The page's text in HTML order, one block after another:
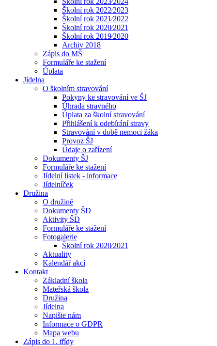
Školní rok 2022⁄2023
Školní rok 2021⁄2022
Školní rok 2020⁄2021
Školní rok 2019⁄2020
Archiv 2018
Zápis do MŠ
Formuláře ke stažení
Úplata
Jídelna
O školním stravování
Pokyny ke stravování ve ŠJ
Úhrada stravného
Úplata za školní stravování
Přihlášení k odebírání stravy
Stravování v době nemoci žáka
Provoz ŠJ
Údaje o zařízení
Dokumenty ŠJ
Formuláře ke stažení
Jídelní lístek - informace
Jídelníček
Družina
O družině
Dokumenty ŠD
Aktivity ŠD
Formuláře ke stažení
Fotogalerie
Školní rok 2020⁄2021
Aktuality
Kalendář akcí
Kontakt
Základní škola
Mateřská škola
Družina
Jídelna
Napište nám
Informace o GDPR
Mapa webu
Zápis do 1. třídy